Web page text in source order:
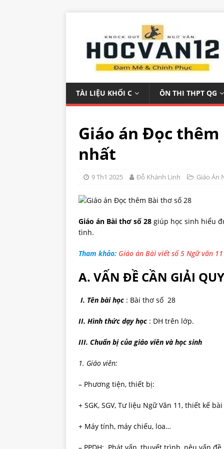
TÀI LIỆU KHỐI C ÔN THI THPT QG
Giáo án Đọc
nhất
9 Th1 2025 Đỗ Khánh Linh Giáo Án
Giáo án Bài thơ số 28 giúp học sinh hiểu
tình.
Tham khảo: Giáo án Bài viết số 5 Ngữ văn
A. VẤN ĐỀ CẦN GIẢI
I. Tên bài học : Bài thơ số 28
II. Hình thức dạy học : DH trên lớp.
III. Chuẩn bị của giáo viên và học sinh
1. Giáo viên:
– Phương tiện, thiết bị:
+ SGK, SGV, Tư liệu Ngữ Văn 11, thiết kế
+ Máy tính, máy chiếu, loa…